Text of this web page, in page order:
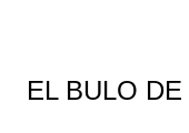
EL BULO